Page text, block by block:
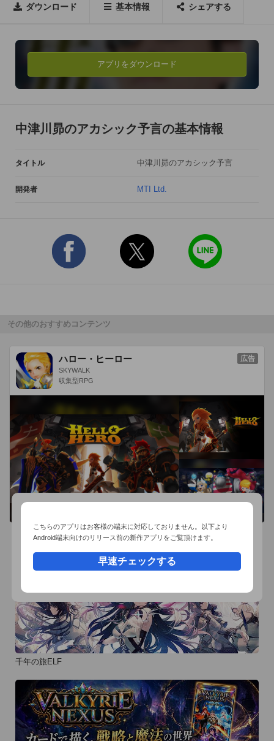
アカシックタロットによる「本日の運勢」をお楽しみいただけ
・銀河連合成立
・宇宙人の正体!?
・第二次世界大戦の兵器に隠された謎
・911はなぜ起こったのか
・エジソンが作っていた世紀の大発明
・北朝鮮に訪れる最大の敵
・日本の未来「日本沈没」
・芸能界に訪れる新しい風
・日本音楽業界に激震!!ニューヒロイン誕生
アカシックレコード(宇宙の巨大仮想図書館)を駆使し、日時に
至るまで具体的に細かく言及するという驚異的な予言方法で話
題となる。 テレビ番組やスピリチュアル系雑誌、イベントなど
で様々な予言活動を行っている。
※本アプリでは動画を再生する際に通信が発生いたします。
(Wifi環境ですと快適に御利用いただけます)
ダウンロード 基本情報 シェアする
アプリをダウンロード
中津川昴のアカシック予言の基本情報
タイトル 中津川昴のアカシック予言
開発者 MTI Ltd.
その他のおすすめコンテンツ
ハロー・ヒーロー
SKYWALK
収集型RPG
広告
おすすめ事前予約アプリ
千年の旅ELF
こちらのアプリはお客様の端末に対応しておりません。以下より
Android端末向けのリリース前の新作アプリをご覧頂けます。
早速チェックする